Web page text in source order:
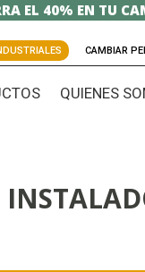
EL 40% EN TU
CAMBIAR
QUIENES